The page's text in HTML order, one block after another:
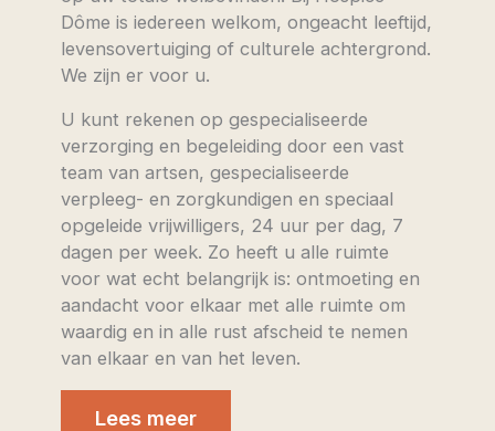
Dôme is iedereen welkom, ongeacht leeftijd,
levensovertuiging of culturele achtergrond.
We zijn er voor u.
U kunt rekenen op gespecialiseerde
verzorging en begeleiding door een vast
team van artsen, gespecialiseerde
verpleeg- en zorgkundigen en speciaal
opgeleide vrijwilligers, 24 uur per dag, 7
dagen per week. Zo heeft u alle ruimte
voor wat echt belangrijk is: ontmoeting en
aandacht voor elkaar met alle ruimte om
waardig en in alle rust afscheid te nemen
van elkaar en van het leven.
Lees meer